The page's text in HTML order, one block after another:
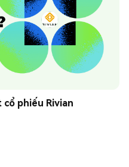
phiếu Rivian